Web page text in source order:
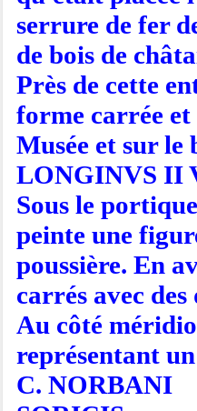
serrure de fer
de bois de
Près de cette
forme carrée
Musée et sur le
LONGINVS II
Sous le
peinte une
poussière. En
carrés avec des
Au côté
représentant
C. NORBANI